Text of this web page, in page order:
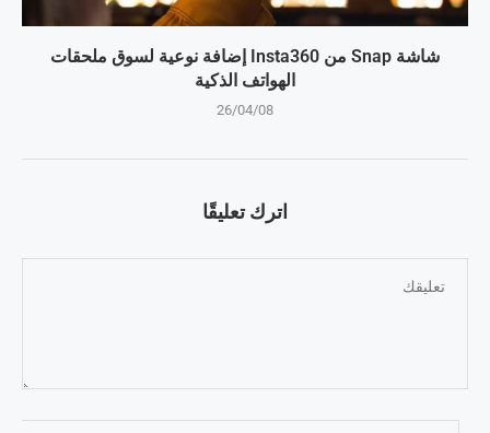
شاشة Snap من Insta360 إضافة نوعية لسوق ملحقات
الهواتف الذكية
26/04/08
اترك تعليقًا